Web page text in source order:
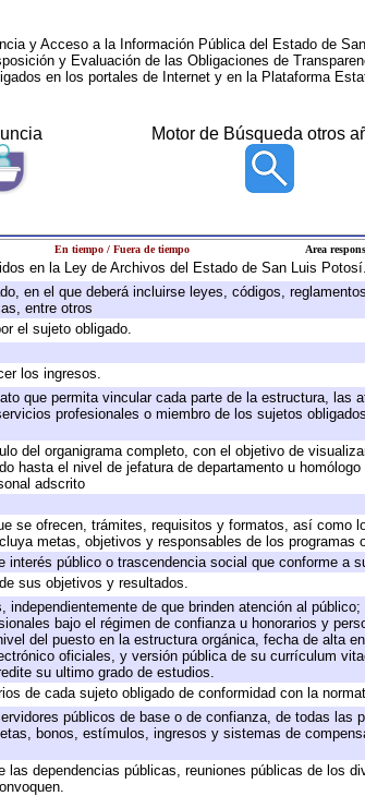
y Acceso a la Información Pública del Estado de
y Evaluación de las Obligaciones de
en los portales de Internet y en la Plataforma
Motor de Búsqueda otros
En tiempo / Fuera de tiempo Area
en la Ley de Archivos del Estado de San Luis Potosí.
en el que deberá incluirse leyes, códigos,
entre otros
el sujeto obligado.
los ingresos.
que permita vincular cada parte de la estructura, las
profesionales o miembro de los sujetos
del organigrama completo, con el objetivo de
hasta el nivel de jefatura de departamento u
adscrito
se ofrecen, trámites, requisitos y formatos, así como
metas, objetivos y responsables de los programas
público o trascendencia social que conforme a
sus objetivos y resultados.
de que brinden atención al
bajo el régimen de confianza u honorarios y
del puesto en la estructura orgánica, fecha de alta
oficiales, y versión pública de su currículum
su ultimo grado de estudios.
de cada sujeto obligado de conformidad con la
públicos de base o de confianza, de todas las
bonos, estímulos, ingresos y sistemas de
dependencias públicas, reuniones públicas de los